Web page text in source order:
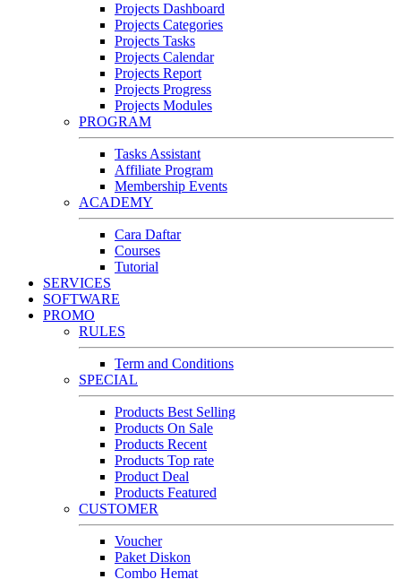
Projects Dashboard
Projects Categories
Projects Tasks
Projects Calendar
Projects Report
Projects Progress
Projects Modules
PROGRAM
Tasks Assistant
Affiliate Program
Membership Events
ACADEMY
Cara Daftar
Courses
Tutorial
SERVICES
SOFTWARE
PROMO
RULES
Term and Conditions
SPECIAL
Products Best Selling
Products On Sale
Products Recent
Products Top rate
Product Deal
Products Featured
CUSTOMER
Voucher
Paket Diskon
Combo Hemat